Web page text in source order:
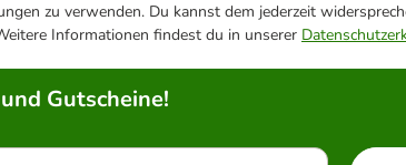
zu verwenden. Du kannst dem jederzeit
Informationen findest du in unserer
Gutscheine!